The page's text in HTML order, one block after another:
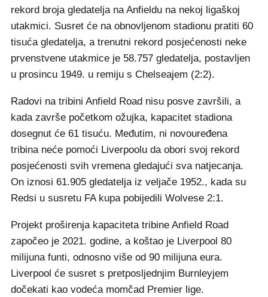
rekord broja gledatelja na Anfieldu na nekoj ligaškoj
utakmici. Susret će na obnovljenom stadionu pratiti 60
tisuća gledatelja, a trenutni rekord posjećenosti neke
prvenstvene utakmice je 58.757 gledatelja, postavljen
u prosincu 1949. u remiju s Chelseajem (2:2).
Radovi na tribini Anfield Road nisu posve završili, a
kada završe početkom ožujka, kapacitet stadiona
dosegnut će 61 tisuću. Međutim, ni novouređena
tribina neće pomoći Liverpoolu da obori svoj rekord
posjećenosti svih vremena gledajući sva natjecanja.
On iznosi 61.905 gledatelja iz veljače 1952., kada su
Redsi u susretu FA kupa pobijedili Wolvese 2:1.
Projekt proširenja kapaciteta tribine Anfield Road
započeo je 2021. godine, a koštao je Liverpool 80
milijuna funti, odnosno više od 90 milijuna eura.
Liverpool će susret s pretposljednjim Burnleyjem
dočekati kao vodeća momčad Premier lige.